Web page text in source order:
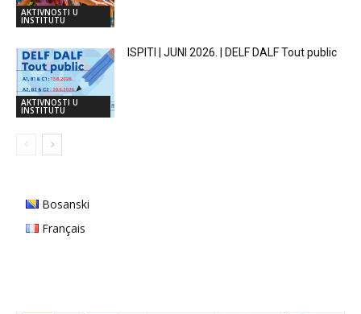
AKTIVNOSTI U
INSTITUTU
AKTIVNOSTI U
INSTITUTU
ISPITI | JUNI 2026. | DELF DALF Tout public
Bosanski
Français